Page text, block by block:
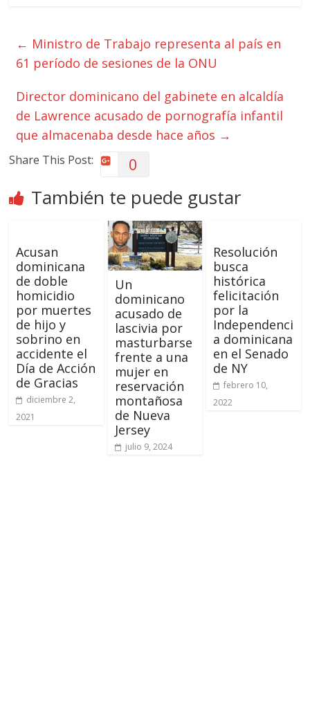
← Ministro de Trabajo representa al país en
61 período de sesiones de la ONU
Director dominicano del gabinete en alcaldía
de Lawrence acusado de pornografía infantil
que almacenaba desde hace años →
Share This Post: 0
También te puede gustar
Acusan
dominicana
de doble
homicidio
por muertes
de hijo y
sobrino en
accidente el
Día de Acción
de Gracias
diciembre 2,
2021
Un
dominicano
acusado de
lascivia por
masturbarse
frente a una
mujer en
reservación
montañosa
de Nueva
Jersey
julio 9, 2024
Resolución
busca
histórica
felicitación
por la
Independenci
a dominicana
en el Senado
de NY
febrero 10,
2022